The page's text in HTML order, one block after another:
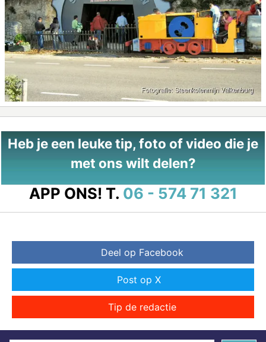
Heb je een leuke tip, foto of video die je
met ons wilt delen?
APP ONS! T. 06 - 574 71 321
Deel op Facebook
Post op X
Tip de redactie